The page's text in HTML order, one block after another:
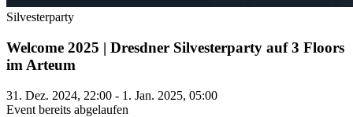
Silvesterparty
Welcome 2025 | Dresdner Silvesterparty auf 3 Floors
im Arteum
31. Dez. 2024, 22:00 - 1. Jan. 2025, 05:00
Event bereits abgelaufen